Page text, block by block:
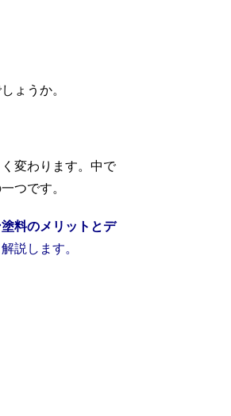
ょうか。
変わります。中で
つです。
料のメリットとデ
説します。